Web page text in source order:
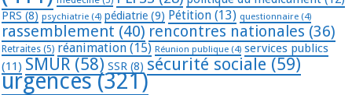
PRS (8) psychiatrie (4) pédiatrie (9) Pétition (13) questionnaire (4)
rassemblement (40) rencontres nationales (36)
Retraites (5) réanimation (15) Réunion publique (4) services publics
(11) SMUR (58) SSR (8) sécurité sociale (59)
urgences(321)